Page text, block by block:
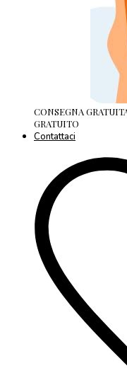
CONSEGNA
GRATUITO
Contattaci